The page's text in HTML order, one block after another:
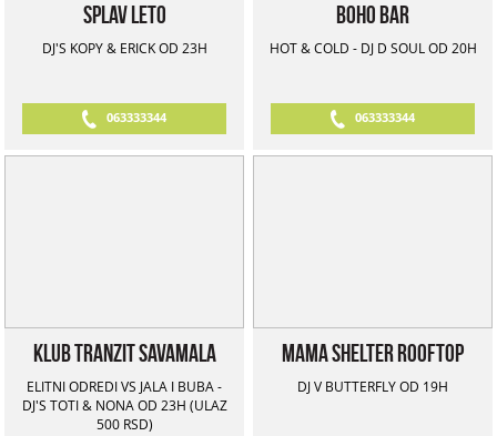
Splav Leto
DJ'S KOPY & ERICK OD 23H
063333344
Boho Bar
HOT & COLD - DJ D SOUL OD 20H
063333344
Klub Tranzit Savamala
ELITNI ODREDI VS JALA I BUBA -
DJ'S TOTI & NONA OD 23H (ULAZ
500 RSD)
Mama Shelter Rooftop
DJ V BUTTERFLY OD 19H